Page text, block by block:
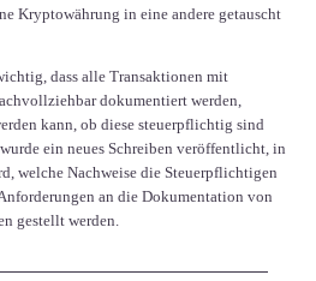
Kryptowährung in eine andere getauscht
dass alle Transaktionen mit
dokumentiert werden,
kann, ob diese steuerpflichtig sind
ein neues Schreiben veröffentlicht, in
welche Nachweise die Steuerpflichtigen
an die Dokumentation von
gestellt werden.